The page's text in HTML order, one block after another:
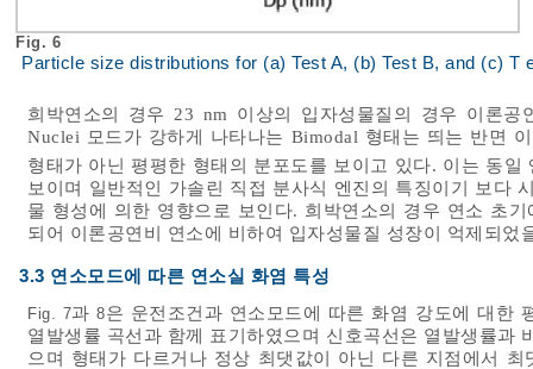
Fig. 6
Particle size distributions for (a) Test A, (b) Test B, and (c) T
희박연소의 경우 23 nm 이상의 입자성물질의 경우 이론
Nuclei 모드가 강하게 나타나는 Bimodal 형태는 띄는 반면
형태가 아닌 평평한 형태의 분포도를 보이고 있다. 이는 동일
보이며 일반적인 가솔린 직접 분사식 엔진의 특징이기 보다
물 형성에 의한 영향으로 보인다. 희박연소의 경우 연소 초
되어 이론공연비 연소에 비하여 입자성물질 성장이 억제되었
3.3 연소모드에 따른 연소실 화염 특성
Fig. 7과8은 운전조건과 연소모드에 따른 화염 강도에 대한
열발생률 곡선과 함께 표기하였으며 신호곡선은 열발생률과
으며 형태가 다르거나 정상 최댓값이 아닌 다른 지점에서